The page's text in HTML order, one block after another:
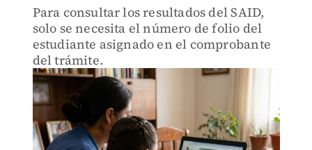
Para consultar los resultados del SAID,
solo se necesita el número de folio del
estudiante asignado en el comprobante
del trámite.